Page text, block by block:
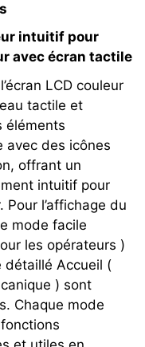
intuitif pour
avec écran tactile
LCD couleur
tactile et
éléments
avec des icônes
offrant un
intuitif pour
Pour l’affichage du
mode facile
les opérateurs )
détaillé Accueil (
) sont
Chaque mode